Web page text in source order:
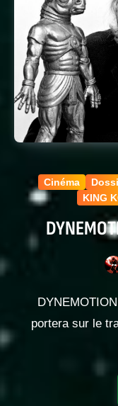
Cinéma
KING
portera sur le